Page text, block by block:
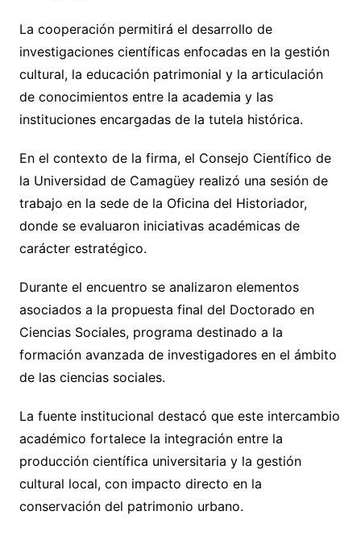
La cooperación permitirá el desarrollo de
investigaciones científicas enfocadas en la gestión
cultural, la educación patrimonial y la articulación
de conocimientos entre la academia y las
instituciones encargadas de la tutela histórica.
En el contexto de la firma, el Consejo Científico de
la Universidad de Camagüey realizó una sesión de
trabajo en la sede de la Oficina del Historiador,
donde se evaluaron iniciativas académicas de
carácter estratégico.
Durante el encuentro se analizaron elementos
asociados a la propuesta final del Doctorado en
Ciencias Sociales, programa destinado a la
formación avanzada de investigadores en el ámbito
de las ciencias sociales.
La fuente institucional destacó que este intercambio
académico fortalece la integración entre la
producción científica universitaria y la gestión
cultural local, con impacto directo en la
conservación del patrimonio urbano.